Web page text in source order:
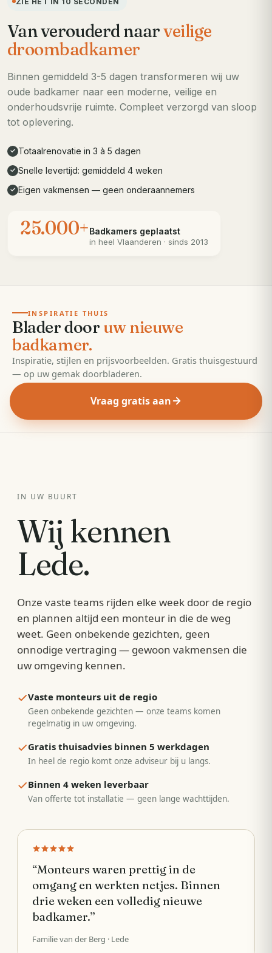
Van verouderd naarveilige
droombadkamer
Binnen gemiddeld 3-5 dagen transformeren wij uw
oude badkamer naar een moderne, veilige en
onderhoudsvrije ruimte. Compleet verzorgd van sloop
tot oplevering.
✓ Totaalrenovatie in 3 à 5 dagen
✓ Snelle levertijd: gemiddeld 4 weken
✓ Eigen vakmensen — geen onderaannemers
25.000+Badkamers geplaatst
in heel Vlaanderen · sinds 2013
EDITIE2026· 55 pagina's
INSPIRATIE THUIS
Blader door uw nieuwe
badkamer.
Inspiratie, stijlen en prijsvoorbeelden. Gratis thuisgestuurd
— op uw gemak doorbladeren.
Vraag gratis aan
IN UW BUURT
Wij kennen
Lede.
Onze vaste teams rijden elke week door de regio
en plannen altijd een monteur in die de weg
weet. Geen onbekende gezichten, geen
onnodige vertraging — gewoon vakmensen die
uw omgeving kennen.
Vaste monteurs uit de regio
Geen onbekende gezichten — onze teams komen
regelmatig in uw omgeving.
Gratis thuisadvies binnen 5 werkdagen
In heel de regio komt onze adviseur bij u langs.
Binnen 4 weken leverbaar
Van offerte tot installatie — geen lange wachttijden.
“Monteurs waren prettig in de
omgang en werkten netjes. Binnen
drie weken een volledig nieuwe
badkamer.”
Familie van der Berg · Lede